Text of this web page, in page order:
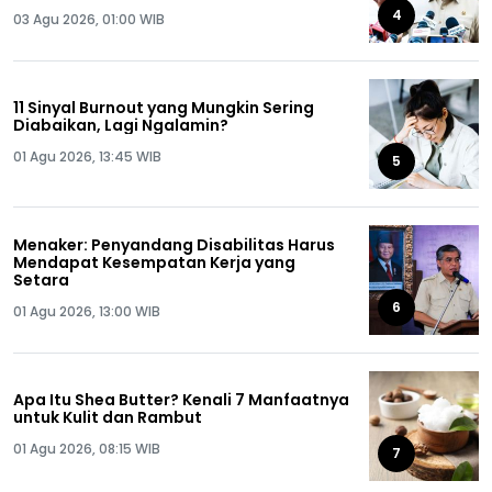
03 Agu 2026, 01:00 WIB 4
11 Sinyal Burnout yang Mungkin Sering
Diabaikan, Lagi Ngalamin?
01 Agu 2026, 13:45 WIB 5
Menaker: Penyandang Disabilitas Harus
Mendapat Kesempatan Kerja yang
Setara
01 Agu 2026, 13:00 WIB 6
Apa Itu Shea Butter? Kenali 7 Manfaatnya
untuk Kulit dan Rambut
01 Agu 2026, 08:15 WIB 7